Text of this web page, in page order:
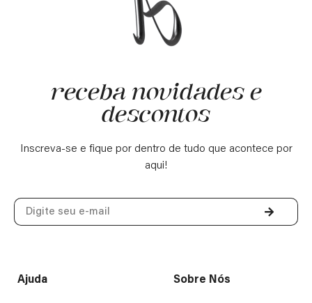
receba novidades e
descontos
Inscreva-se e fique por dentro de tudo que acontece por
aqui!
Ajuda Sobre Nós